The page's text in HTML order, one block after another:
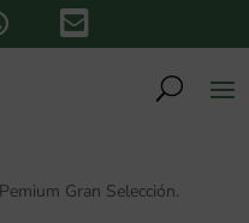

Gran Selección.